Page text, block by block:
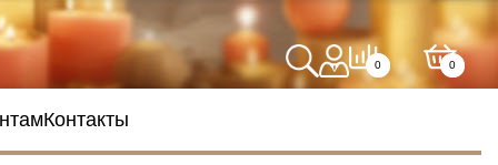
0 0
Контакты